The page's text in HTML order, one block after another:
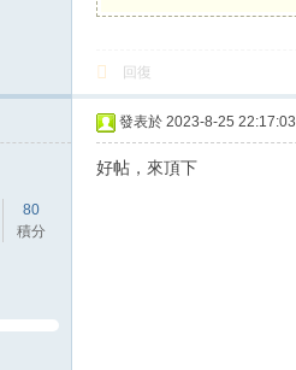
回復
80
積分
發表於 2023-8-25 22:17:03
好帖，來頂下